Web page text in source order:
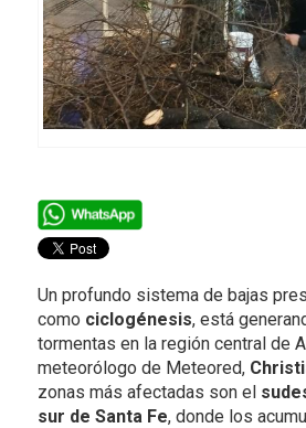
Un profundo sistema de bajas
como ciclogénesis, está
tormentas en la región central de
meteorólogo de Meteored,
zonas más afectadas son el
sur de Santa Fe, donde los